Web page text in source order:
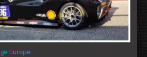
Europe